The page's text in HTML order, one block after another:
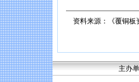
资料来源：《覆铜板
主办